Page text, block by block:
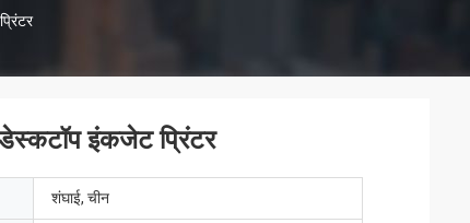
डेस्कटॉप इंकजेट प्रिंटर
शंघाई, चीन